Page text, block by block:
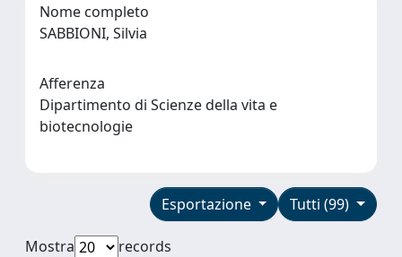
Nome completo
SABBIONI, Silvia
Afferenza
Dipartimento di Scienze della vita e
biotecnologie
Tutti (99)
Esportazione
Mostra
records